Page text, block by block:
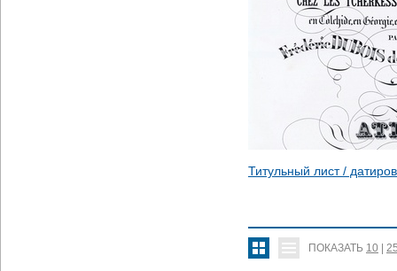
Титульный лист /
ПОКАЗАТЬ 10